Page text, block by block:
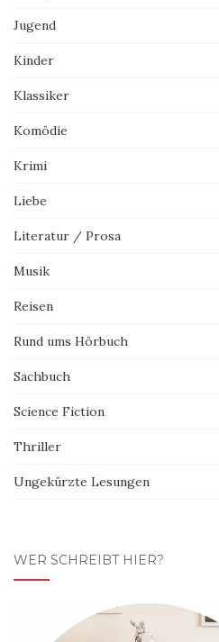
Jugend
Kinder
Klassiker
Komödie
Krimi
Liebe
Literatur / Prosa
Musik
Reisen
Rund ums Hörbuch
Sachbuch
Science Fiction
Thriller
Ungekürzte Lesungen
WER SCHREIBT HIER?